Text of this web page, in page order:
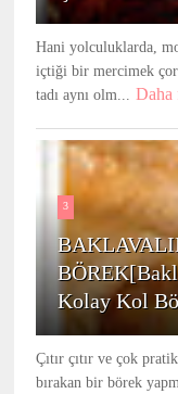
Hani yolculuklarda,
içtiği bir mercimek
tadı aynı olm...
Daha
3
Kolay Kol
Çıtır çıtır ve çok
bırakan bir börek